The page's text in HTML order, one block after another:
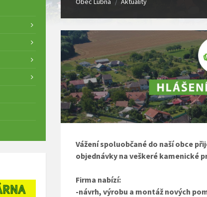
/
Vážení spoluobčané do naší obce
objednávky na veškeré kamenické
Firma nabízí:
-návrh, výrobu a montáž nových